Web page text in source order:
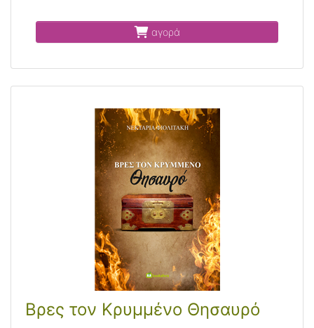
αγορά
Βρες τον Κρυμμένο Θησαυρό